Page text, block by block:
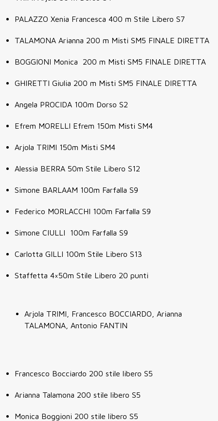
PALAZZO Xenia Francesca 400 m Stile Libero S7
TALAMONA Arianna 200 m Misti SM5 FINALE DIRETTA
BOGGIONI Monica 200 m Misti SM5 FINALE DIRETTA
GHIRETTI Giulia 200 m Misti SM5 FINALE DIRETTA
Angela PROCIDA 100m Dorso S2
Efrem MORELLI Efrem 150m Misti SM4
Arjola TRIMI 150m Misti SM4
Alessia BERRA 50m Stile Libero S12
Simone BARLAAM 100m Farfalla S9
Federico MORLACCHI 100m Farfalla S9
Simone CIULLI 100m Farfalla S9
Carlotta GILLI 100m Stile Libero S13
Staffetta 4×50m Stile Libero 20 punti
Arjola TRIMI, Francesco BOCCIARDO, Arianna
TALAMONA, Antonio FANTIN
Francesco Bocciardo 200 stile libero S5
Arianna Talamona 200 stile libero S5
Monica Boggioni 200 stile libero S5